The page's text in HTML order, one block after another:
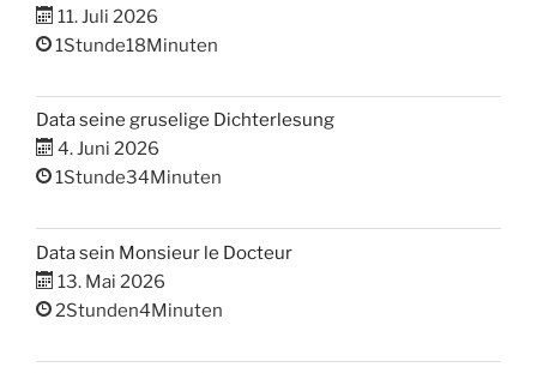
11. Juli 2026
1Stunde18Minuten
Data seine gruselige Dichterlesung
4. Juni 2026
1Stunde34Minuten
Data sein Monsieur le Docteur
13. Mai 2026
2Stunden4Minuten